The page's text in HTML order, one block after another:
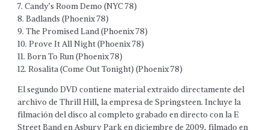
7. Candy’s Room Demo (NYC 78)
8. Badlands (Phoenix 78)
9. The Promised Land (Phoenix 78)
10. Prove It All Night (Phoenix 78)
11. Born To Run (Phoenix 78)
12. Rosalita (Come Out Tonight) (Phoenix 78)
El segundo DVD contiene material extraido directamente del
archivo de Thrill Hill, la empresa de Springsteen. Incluye la
filmación del disco al completo grabado en directo con la E
Street Band en Asbury Park en diciembre de 2009, filmado en